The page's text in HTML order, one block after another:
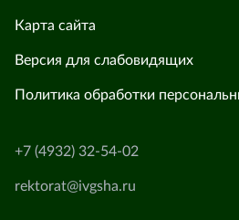
Карта сайта
Версия для слабовидящих
Политика обработки
+7 (4932) 32-54-02
rektorat@ivgsha.ru